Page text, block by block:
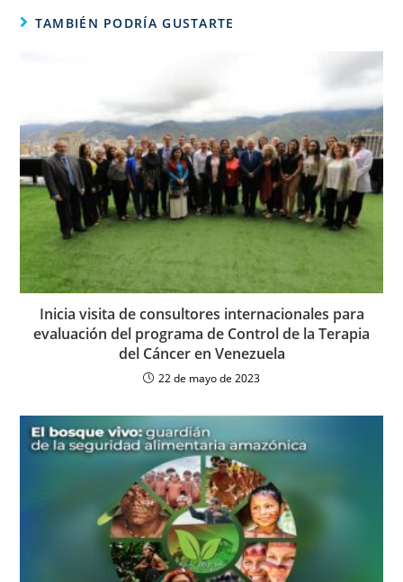
TAMBIÉN PODRÍA GUSTARTE
Inicia visita de consultores internacionales para
evaluación del programa de Control de la Terapia
del Cáncer en Venezuela
22 de mayo de 2023